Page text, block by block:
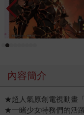
內容簡介
★超人氣原創電視動畫
★一睹少女特務們的活